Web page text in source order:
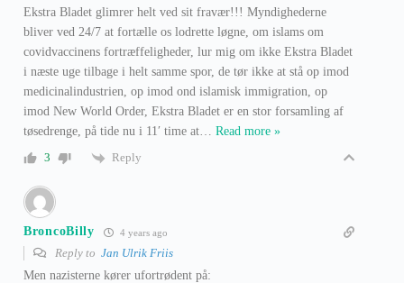
Ekstra Bladet glimrer helt ved sit fravær!!! Myndighederne
bliver ved 24/7 at fortælle os lodrette løgne, om islams om
covidvaccinens fortræffeligheder, lur mig om ikke Ekstra Bladet
i næste uge tilbage i helt samme spor, de tør ikke at stå op imod
medicinalindustrien, op imod ond islamisk immigration, op
imod New World Order, Ekstra Bladet er en stor forsamling af
tøsedrenge, på tide nu i 11′ time at
Read more »
3
Reply
BroncoBilly 4 years ago
Reply to Jan Ulrik Friis
Men nazisterne kører ufortrødent på: